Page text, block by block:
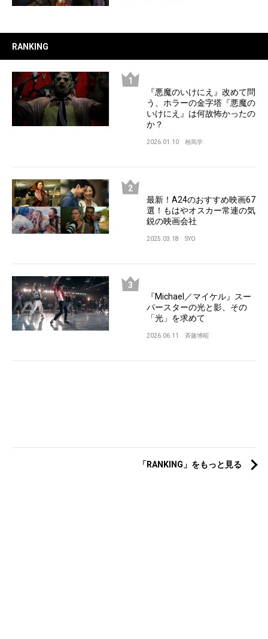
RANKING
『悪魔のいけにえ』改めて問
う、ホラーの金字塔『悪魔の
いけにえ』は何故怖かったの
か？
2026.01.10 相馬学
最新！A24のおすすめ映画67
選！もはやオスカー常連の気
鋭の映画会社
2025.03.18 SYO
『Michael／マイケル』スー
パースターの光と影、その
「光」を求めて
2026.06.11 斉藤博昭
「RANKING」をもっと見る